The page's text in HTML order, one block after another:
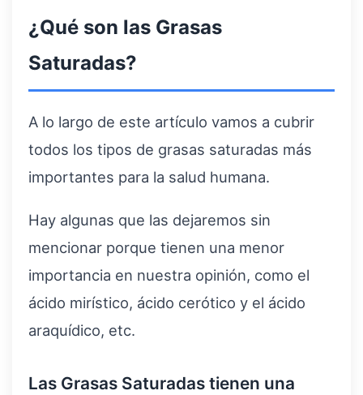
¿Qué son las Grasas
Saturadas?
A lo largo de este artículo vamos a cubrir
todos los tipos de grasas saturadas más
importantes para la salud humana.
Hay algunas que las dejaremos sin
mencionar porque tienen una menor
importancia en nuestra opinión, como el
ácido mirístico, ácido cerótico y el ácido
araquídico, etc.
Las Grasas Saturadas tienen una